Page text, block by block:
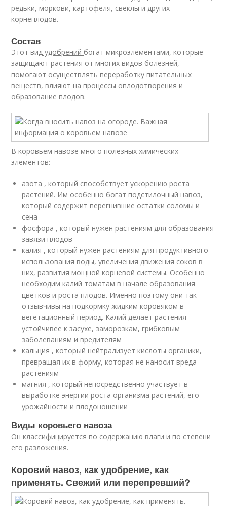
редьки, моркови, картофеля, свеклы и других
корнеплодов.
Состав
Этот вид удобрений богат микроэлементами, которые
защищают растения от многих видов болезней,
помогают осуществлять переработку питательных
веществ, влияют на процессы оплодотворения и
образование плодов.
В коровьем навозе много полезных химических
элементов:
азота , который способствует ускорению роста
растений. Им особенно богат подстилочный навоз,
который содержит перегнившие остатки соломы и
сена
фосфора , который нужен растениям для образования
завязи плодов
калия , который нужен растениям для продуктивного
использования воды, увеличения движения соков в
них, развития мощной корневой системы. Особенно
необходим калий томатам в начале образования
цветков и роста плодов. Именно поэтому они так
отзывчивы на подкормку жидким коровяком в
вегетационный период. Калий делает растения
устойчивее к засухе, заморозкам, грибковым
заболеваниям и вредителям
кальция , который нейтрализует кислоты органики,
превращая их в форму, которая не наносит вреда
растениям
магния , который непосредственно участвует в
выработке энергии роста организма растений, его
урожайности и плодоношении
Виды коровьего навоза
Он классифицируется по содержанию влаги и по степени
его разложения.
Коровий навоз, как удобрение, как
применять. Свежий или перепревший?